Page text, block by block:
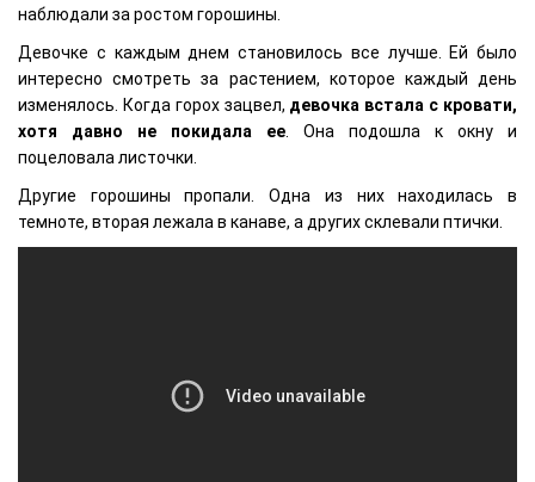
наблюдали за ростом горошины.
Девочке с каждым днем становилось все лучше. Ей было
интересно смотреть за растением, которое каждый день
изменялось. Когда горох зацвел, девочка встала с кровати,
хотя давно не покидала ее . Она подошла к окну и
поцеловала листочки.
Другие горошины пропали. Одна из них находилась в
темноте, вторая лежала в канаве, а других склевали птички.